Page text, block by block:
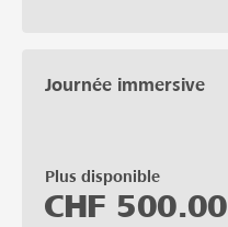
Journée immersive
Plus disponible
CHF 500.00